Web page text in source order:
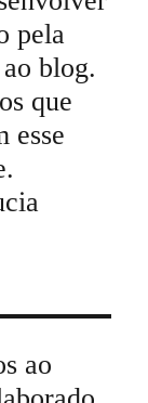
pela
blog.
que
esse
ao